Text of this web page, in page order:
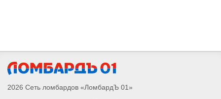
Скупка наушников Airpods 4
Скупка Apple Watch Series 4
2026 Сеть ломбардов «ЛомбардЪ 01»